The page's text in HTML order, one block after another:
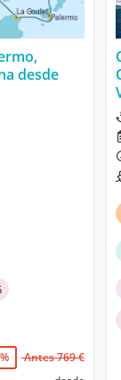
desde
Antes 769 €